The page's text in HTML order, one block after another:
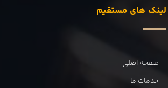
لینک های مستقیم
صفحه اصلی
خدمات ما